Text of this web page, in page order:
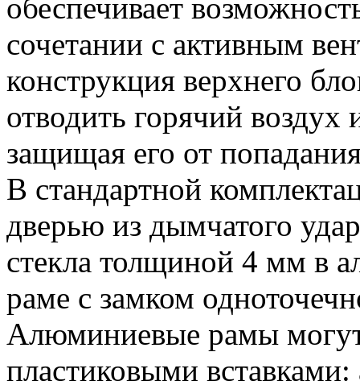
обеспечивает
сочетании с активным
конструкция верхнего
отводить горячий
защищая его от
В стандартной
дверью из дымчатого
стекла толщиной 4 мм в
раме с замком
Алюминиевые рамы
пластиковыми